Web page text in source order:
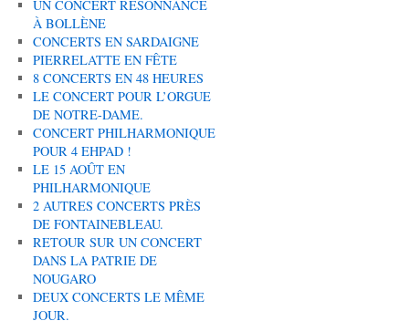
UN CONCERT RÉSONNANCE
À BOLLÈNE
CONCERTS EN SARDAIGNE
PIERRELATTE EN FÊTE
8 CONCERTS EN 48 HEURES
LE CONCERT POUR L’ORGUE
DE NOTRE-DAME.
CONCERT PHILHARMONIQUE
POUR 4 EHPAD !
LE 15 AOÛT EN
PHILHARMONIQUE
2 AUTRES CONCERTS PRÈS
DE FONTAINEBLEAU.
RETOUR SUR UN CONCERT
DANS LA PATRIE DE
NOUGARO
DEUX CONCERTS LE MÊME
JOUR.